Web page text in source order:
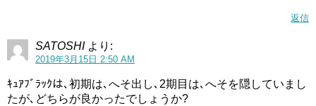
返信
SATOSHI より:
2019年3月15日 2:50 AM
ｷｭｱﾌﾞﾗｯｸは､初期は､へそ出し､2期目は､へそを隠していまし
たが､どちらが良かったでしょうか?